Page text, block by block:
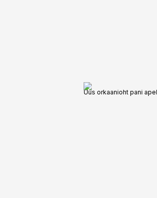
Uus orkaanioht pani